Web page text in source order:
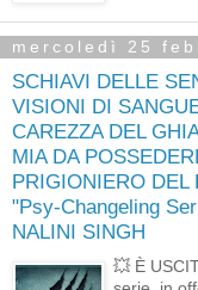
mercoledì 25
SCHIAVI DELLE
VISIONI DI
CAREZZA DEL
MIA DA
PRIGIONIERO DEL
"Psy-Changeling
NALINI SINGH
💥 È